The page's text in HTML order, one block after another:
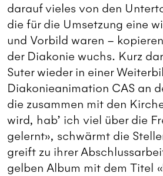
darauf vieles von den
die für die Umsetzung eine
und Vorbild waren –
der Diakonie wuchs. Kurz
Suter wieder in einer
Diakonieanimation CAS an
die zu­sammen mit den
wird, hab’ ich viel über die
gelernt», schwärmt die
greift zu ihrer
gelben Album mit dem Titel